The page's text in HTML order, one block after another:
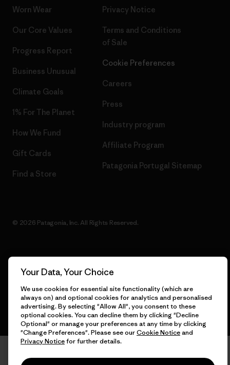
Worn Wear
Our Core Values
Progress Report
Business Unusual
Climate Goals
1% For The Planet
How We Fund
Gift Cards
Find a Store
Privacy Notice
Terms and Conditions
of Sale
Cookie Preferences
Careers
Press
Industry program
Affiliate Program
Patagonia Portugal Sitemap
© 2026 Patagonia, Inc. All Rights Reserved.
English
Your Data, Your Choice
We use cookies for essential site functionality (which are
always on) and optional cookies for analytics and personalised
advertising. By selecting "Allow All", you consent to these
optional cookies. You can decline them by clicking "Decline
Optional" or manage your preferences at any time by clicking
"Change Preferences". Please see ourCookie Noticeand
Privacy Noticefor further details.